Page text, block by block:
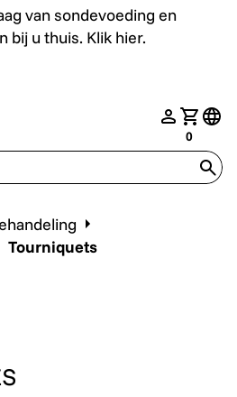
van sondevoeding en
bij u thuis. Klik hier.
en toebehoren bij
nav.login
Jouw
0
Tourniquets